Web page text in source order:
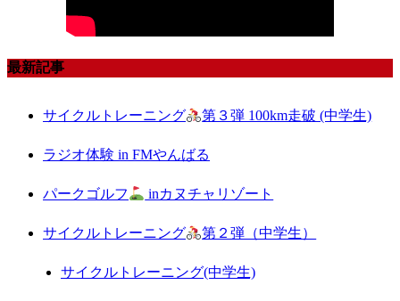
最新記事
サイクルトレーニング 第３弾 100km走破 (中学生)
ラジオ体験 in FMやんばる
パークゴルフ inカヌチャリゾート
サイクルトレーニング 第２弾（中学生）
サイクルトレーニング(中学生)